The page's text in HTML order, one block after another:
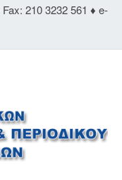
Fax: 210 3232 561 ♦ e-